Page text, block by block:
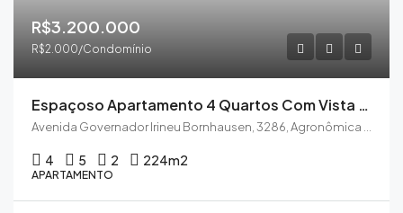
R$3.200.000
R$2.000/Condomínio
Espaçoso Apartamento 4 Quartos Com Vista Magnífica Na Beira Mar Norte
4 5 2 224m2
APARTAMENTO